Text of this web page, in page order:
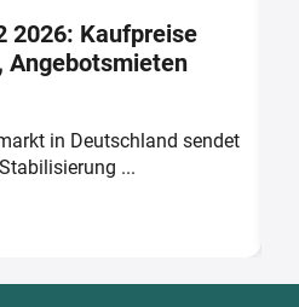
2026: Kaufpreise
Angebotsmieten
in Deutschland sendet
...